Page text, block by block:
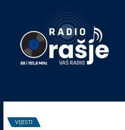
website!
VIJESTI